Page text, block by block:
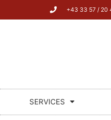
+43 33 57 / 20
SERVICES